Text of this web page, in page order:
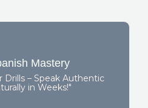
Mastery
Drills – Speak Authentic
in Weeks!"
Spanish Coaching"
Professional Mastery"